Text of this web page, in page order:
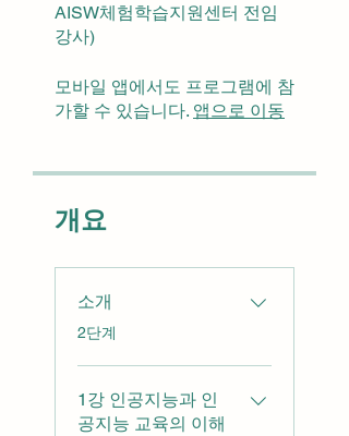
AISW체험학습지원센터 전임
강사)
모바일 앱에서도 프로그램에 참
가할 수 있습니다. 앱으로 이동
개요
소개
.2단계
1강 인공지능과 인
공지능 교육의 이해